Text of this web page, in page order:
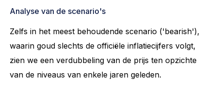
Analyse van de scenario's
Zelfs in het meest behoudende scenario ('bearish'),
waarin goud slechts de officiële inflatiecijfers volgt,
zien we een verdubbeling van de prijs ten opzichte
van de niveaus van enkele jaren geleden.